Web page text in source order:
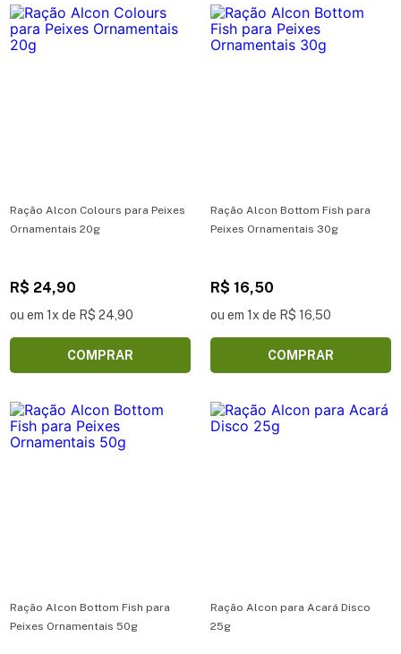
Ração Alcon Colours para Peixes
Ornamentais 20g
R$ 24,90
ou em 1x de R$ 24,90
COMPRAR
Ração Alcon Bottom Fish para
Peixes Ornamentais 30g
R$ 16,50
ou em 1x de R$ 16,50
COMPRAR
Ração Alcon Bottom Fish para
Peixes Ornamentais 50g
Ração Alcon para Acará Disco
25g